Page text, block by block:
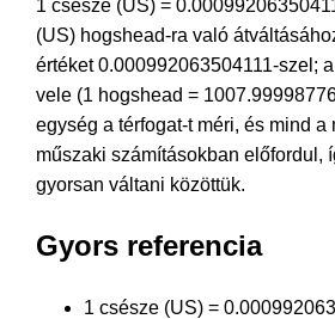
1 csésze (US) =
(US) hogshead-ra való
értéket 0.000992063504111-szel;
vele (1 hogshead =
egység a térfogat-t méri, és mind a
műszaki számításokban előfordul,
gyorsan váltani közöttük.
Gyors referencia
1 csésze (US) =